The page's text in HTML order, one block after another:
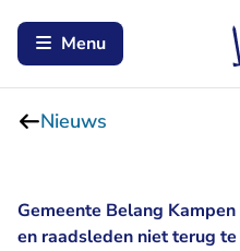
Menu
Nieuws
Gemeente Belang
en raadsleden niet terug